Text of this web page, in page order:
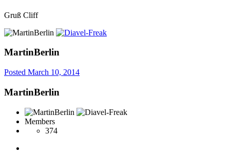
Gruß Cliff
MartinBerlin
Posted March 10, 2014
MartinBerlin
Members
374